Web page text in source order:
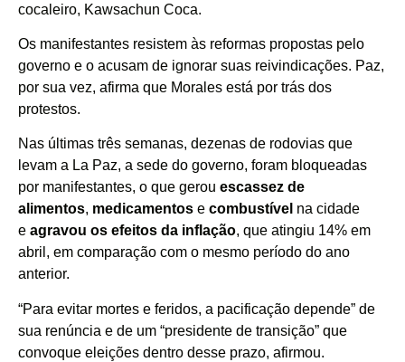
cocaleiro, Kawsachun Coca.
Os manifestantes resistem às reformas propostas pelo
governo e o acusam de ignorar suas reivindicações. Paz,
por sua vez, afirma que Morales está por trás dos
protestos.
Nas últimas três semanas, dezenas de rodovias que
levam a La Paz, a sede do governo, foram bloqueadas
por manifestantes, o que gerou escassez de
alimentos, medicamentos e combustível na cidade
e agravou os efeitos da inflação, que atingiu 14% em
abril, em comparação com o mesmo período do ano
anterior.
“Para evitar mortes e feridos, a pacificação depende” de
sua renúncia e de um “presidente de transição” que
convoque eleições dentro desse prazo, afirmou.